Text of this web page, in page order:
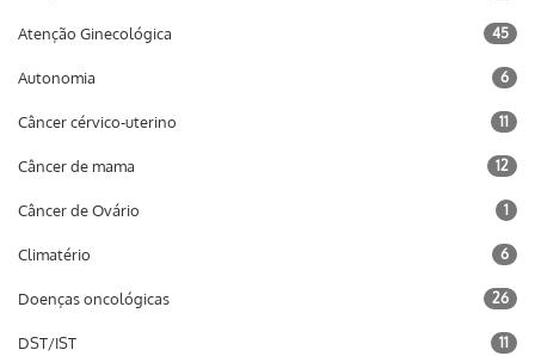
Atenção Ginecológica 45
Autonomia 6
Câncer cérvico-uterino 11
Câncer de mama 12
Câncer de Ovário 1
Climatério 6
Doenças oncológicas 26
DST/IST 11